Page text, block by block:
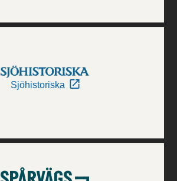
Sjöhistoriska